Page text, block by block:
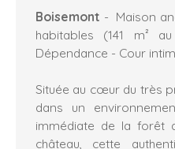
Boisemont - Maison
habitables (141 m²
Dépendance - Cour
Située au cœur du très
dans un
immédiate de la forêt
château, cette